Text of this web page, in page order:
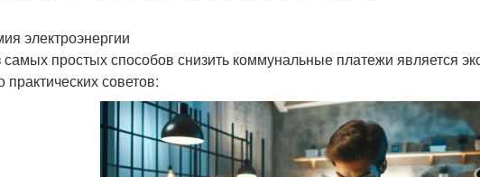
электроэнергии
простых способов снизить коммунальные платежи является
практических советов: